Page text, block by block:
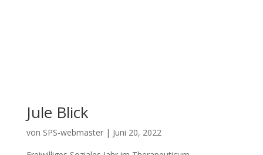
Jule Blick
von SPS-webmaster| Juni 20, 2022